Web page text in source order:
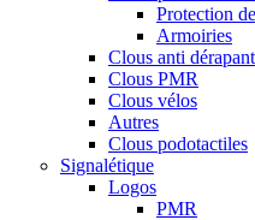
Protection
Armoiries
Clous anti dérapant
Clous PMR
Clous vélos
Autres
Clous podotactiles
Signalétique
Logos
PMR